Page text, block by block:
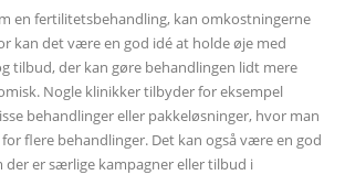
en fertilitetsbehandling, kan omkostningerne
kan det være en god idé at holde øje med
tilbud, der kan gøre behandlingen lidt mere
Nogle klinikker tilbyder for eksempel
behandlinger eller pakkeløsninger, hvor man
flere behandlinger. Det kan også være en god
der er særlige kampagner eller tilbud i